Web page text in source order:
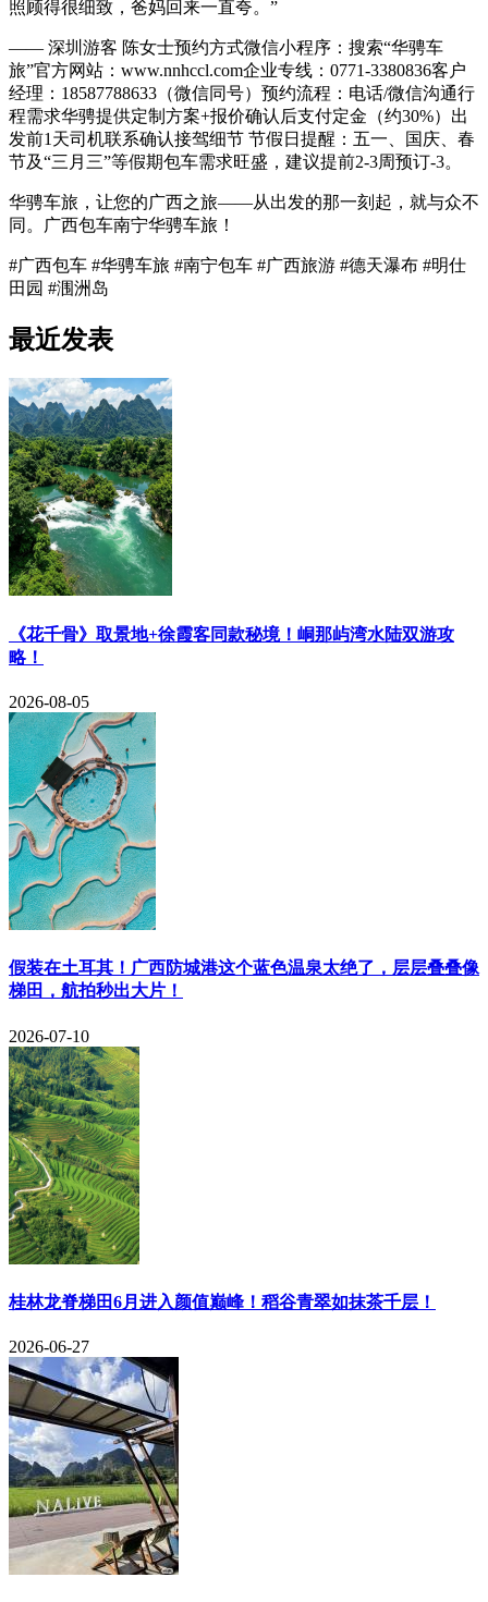
照顾得很细致，爸妈回来一直夸。”
—— 深圳游客 陈女士预约方式微信小程序：搜索“华骋车
旅”官方网站：www.nnhccl.com企业专线：0771-3380836客户
经理：18587788633（微信同号）预约流程：电话/微信沟通行
程需求华骋提供定制方案+报价确认后支付定金（约30%）出
发前1天司机联系确认接驾细节 节假日提醒：五一、国庆、春
节及“三月三”等假期包车需求旺盛，建议提前2-3周预订-3。
华骋车旅，让您的广西之旅——从出发的那一刻起，就与众不
同。广西包车南宁华骋车旅！
#广西包车 #华骋车旅 #南宁包车 #广西旅游 #德天瀑布 #明仕
田园 #涠洲岛
最近发表
《花千骨》取景地+徐霞客同款秘境！峒那屿湾水陆双游攻
略！
2026-08-05
​假装在土耳其！广西防城港这个蓝色温泉太绝了，层层叠叠像
梯田，航拍秒出大片！
2026-07-10
​桂林龙脊梯田6月进入颜值巅峰！稻谷青翠如抹茶千层！
2026-06-27